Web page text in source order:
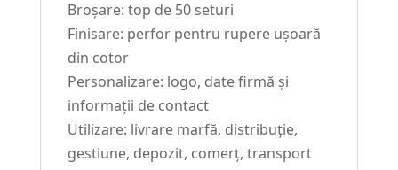
Broșare: top de 50 seturi
Finisare: perfor pentru rupere ușoară
din cotor
Personalizare: logo, date firmă și
informații de contact
Utilizare: livrare marfă, distribuție,
gestiune, depozit, comerț, transport